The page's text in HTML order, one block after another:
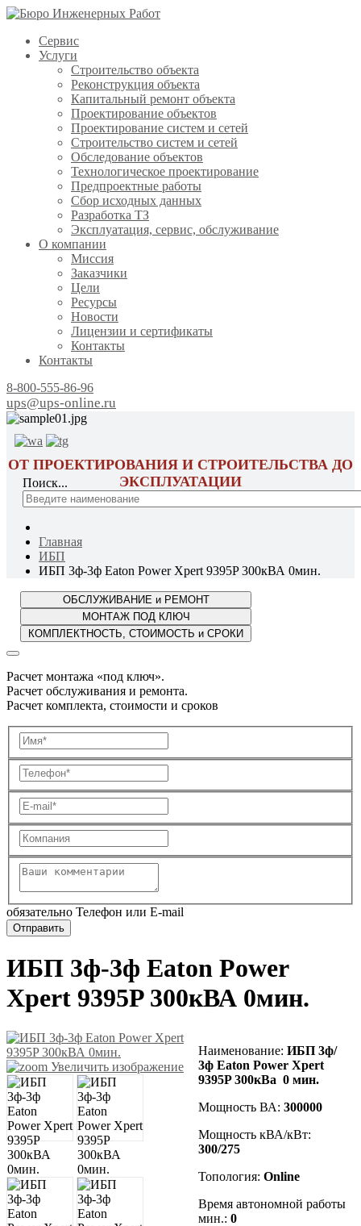
Сервис
Услуги
Строительство объекта
Реконструкция объекта
Капитальный ремонт объекта
Проектирование объектов
Проектирование систем и сетей
Строительство систем и сетей
Обследование объектов
Технологическое проектирование
Предпроектные работы
Сбор исходных данных
Разработка ТЗ
Эксплуатация, сервис, обслуживание
О компании
Миссия
Заказчики
Цели
Ресурсы
Новости
Лицензии и сертификаты
Контакты
Контакты
8-800-555-86-96
ups@ups-online.ru
ОТ ПРОЕКТИРОВАНИЯ И СТРОИТЕЛЬСТВА ДО
ЭКСПЛУАТАЦИИ
Поиск...
Главная
ИБП
ИБП 3ф-3ф Eaton Power Xpert 9395P 300кВА 0мин.
Расчет монтажа «под ключ».
Расчет обслуживания и ремонта.
Расчет комплекта, стоимости и сроков
обязательно Телефон или E-mail
ИБП 3ф-3ф Eaton Power
Xpert 9395P 300кВА 0мин.
Увеличить изображение
Наименование: ИБП 3ф/
3ф Eaton Power Xpert
9395P 300кВа 0 мин.
Мощность ВА: 300000
Мощность кВА/кВт:
300/275
Топология: Online
Время автономной работы
мин.: 0